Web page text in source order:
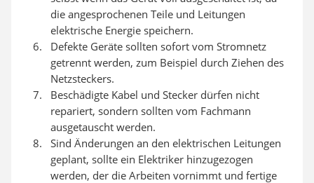
die angesprochenen Teile und Leitungen
elektrische Energie speichern.
Defekte Geräte sollten sofort vom Stromnetz
getrennt werden, zum Beispiel durch Ziehen des
Netzsteckers.
Beschädigte Kabel und Stecker dürfen nicht
repariert, sondern sollten vom Fachmann
ausgetauscht werden.
Sind Änderungen an den elektrischen Leitungen
geplant, sollte ein Elektriker hinzugezogen
werden, der die Arbeiten vornimmt und fertige